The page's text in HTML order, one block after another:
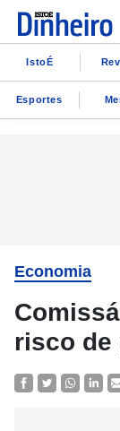
IstoÉ
Esportes
Economia
risco de